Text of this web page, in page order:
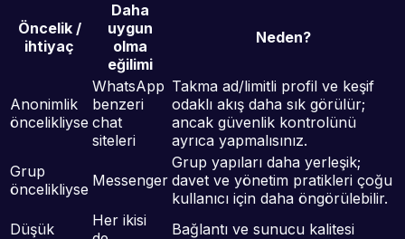
Öncelik /
ihtiyaç
Daha
uygun
olma
eğilimi
Neden?
Anonimlik
öncelikliyse
WhatsApp
benzeri
chat
siteleri
Takma ad/limitli profil ve keşif
odaklı akış daha sık görülür;
ancak güvenlik kontrolünü
ayrıca yapmalısınız.
Grup
öncelikliyse Messenger
Grup yapıları daha yerleşik;
davet ve yönetim pratikleri çoğu
kullanıcı için daha öngörülebilir.
Düşük
Her ikisi
Bağlantı ve sunucu kalitesi